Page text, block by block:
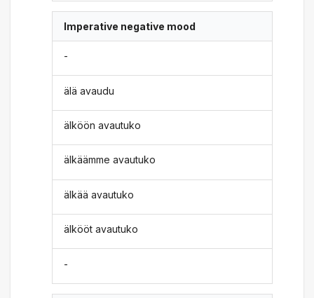
Imperative negative mood
-
älä avaudu
älköön avautuko
älkäämme avautuko
älkää avautuko
älkööt avautuko
-